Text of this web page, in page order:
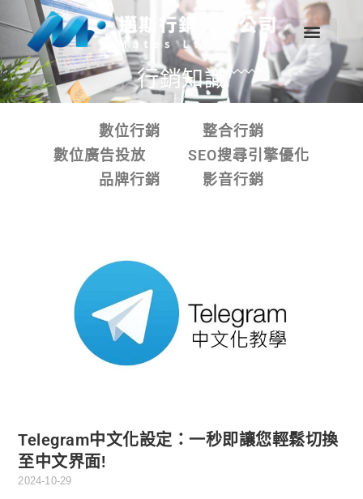
行銷知識
數位行銷
整合行銷
數位廣告投放
SEO搜尋引擎優化
品牌行銷
影音行銷
Telegram中文化設定：一秒即讓您輕鬆切換
至中文界面!
2024-10-29